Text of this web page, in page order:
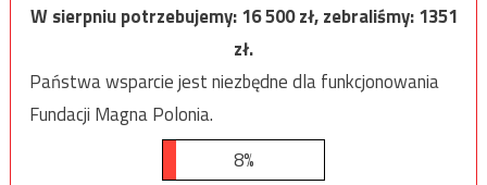
W sierpniu potrzebujemy:16 500zł, zebraliśmy:1351
zł.
Państwa wsparcie jest niezbędne dla funkcjonowania
Fundacji Magna Polonia.
8%